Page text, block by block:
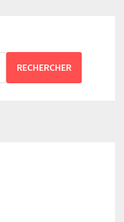
RECHERCHER